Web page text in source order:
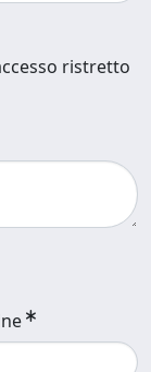
ristretto